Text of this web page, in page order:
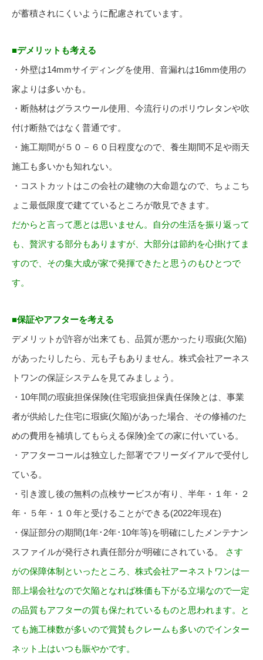
が蓄積されにくいように配慮されています。
■デメリットも考える
・外壁は14mmサイディングを使用、音漏れは16mm使用の
家よりは多いかも。
・断熱材はグラスウール使用、今流行りのポリウレタンや吹
付け断熱ではなく普通です。
・施工期間が５０－６０日程度なので、養生期間不足や雨天
施工も多いかも知れない。
・コストカットはこの会社の建物の大命題なので、ちょこち
ょこ最低限度で建てているところが散見できます。
だからと言って悪とは思いません。自分の生活を振り返って
も、贅沢する部分もありますが、大部分は節約を心掛けてま
すので、その集大成が家で発揮できたと思うのもひとつで
す。
■保証やアフターを考える
デメリットが許容が出来ても、品質が悪かったり瑕疵(欠陥)
があったりしたら、元も子もありません。株式会社アーネス
トワンの保証システムを見てみましょう。
・10年間の瑕疵担保保険(住宅瑕疵担保責任保険とは、事業
者が供給した住宅に瑕疵(欠陥)があった場合、その修補のた
めの費用を補填してもらえる保険)全ての家に付いている。
・アフターコールは独立した部署でフリーダイアルで受付し
ている。
・引き渡し後の無料の点検サービスが有り、半年・１年・２
年・５年・１０年と受けることができる(2022年現在)
・保証部分の期間(1年･2年･10年等)を明確にしたメンテナン
スファイルが発行され責任部分が明確にされている。
さす
がの保障体制といったところ、株式会社アーネストワンは一
部上場会社なので欠陥となれば株価も下がる立場なので一定
の品質もアフターの質も保たれているものと思われます。と
ても施工棟数が多いので賞賛もクレームも多いのでインター
ネット上はいつも賑やかです。